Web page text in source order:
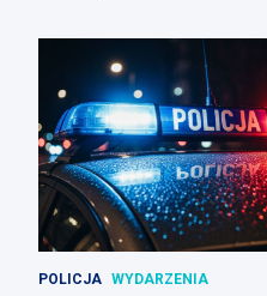
POLICJA WYDARZENIA